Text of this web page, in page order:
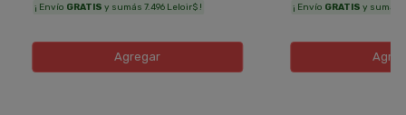
¡ Envío GRATIS y sumás 7.496 Leloir$ !
Agregar
¡ Envío GRATIS y sumás